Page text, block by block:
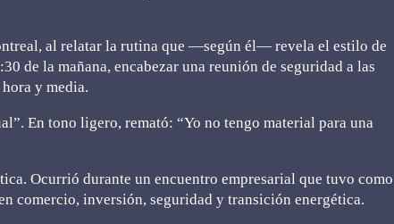
al relatar la rutina que —según él— revela el estilo de
de la mañana, encabezar una reunión de seguridad a las
y media.
En tono ligero, remató: “Yo no tengo material para una
Ocurrió durante un encuentro empresarial que tuvo como
comercio, inversión, seguridad y transición energética.